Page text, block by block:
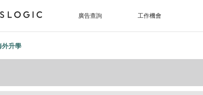
廣告查詢 工作機會
外升學